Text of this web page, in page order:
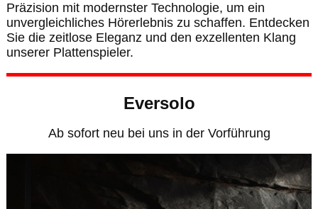
Präzision mit modernster Technologie, um ein
unvergleichliches Hörerlebnis zu schaffen. Entdecken
Sie die zeitlose Eleganz und den exzellenten Klang
unserer Plattenspieler.
Eversolo
Ab sofort neu bei uns in der Vorführung